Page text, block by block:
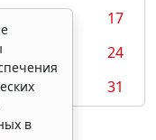
17
22
24
29 31
в